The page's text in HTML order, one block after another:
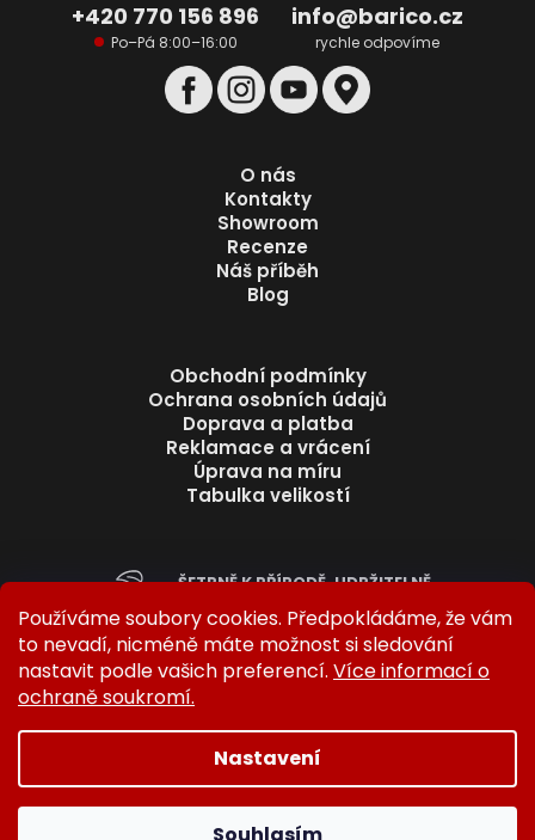
Používáme soubory cookies. Předpokládáme, že vám
to nevadí, nicméně máte možnost si sledování
nastavit podle vašich preferencí. Více informací o
ochraně soukromí.
Nastavení
+420 770 156 896
Po–Pá 8:00–16:00
info@barico.cz
rychle odpovíme
O nás
Kontakty
Showroom
Recenze
Náš příběh
Blog
Obchodní podmínky
Ochrana osobních údajů
Doprava a platba
Reklamace a vrácení
Úprava na míru
Tabulka velikostí
ŠETRNĚ K PŘÍRODĚ. UDRŽITELNĚ.
BEZ ZBYTEČNÉHO ODPADU.
Vytvořil Shoptet
BARICO. Všechna práva vyhrazena.